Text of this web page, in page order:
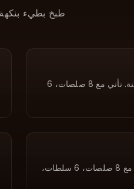
طبخ بطيء بنكهة مدخنة
أفضل وأشهى أضلاع الغنم المدخنة. تأتي مع 8 صلصات، 6
أفضل ضلوع الغنم المدخنة. تأتي مع 8 صلصات، 6 سلطات،